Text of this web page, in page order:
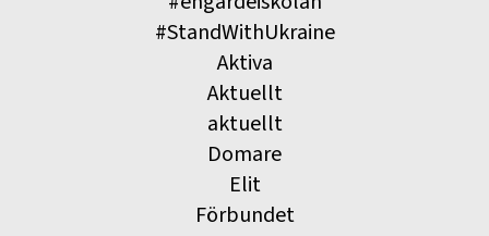
#StandWithUkraine
Aktiva
Aktuellt
aktuellt
Domare
Elit
Förbundet